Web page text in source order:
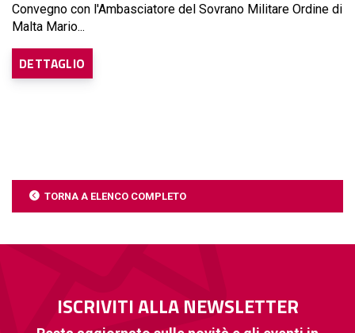
Convegno con l'Ambasciatore del Sovrano Militare Ordine di
Malta Mario...
DETTAGLIO
TORNA A ELENCO COMPLETO
ISCRIVITI ALLA NEWSLETTER